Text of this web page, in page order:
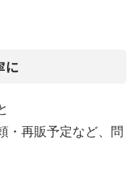
に
・再販予定など、問